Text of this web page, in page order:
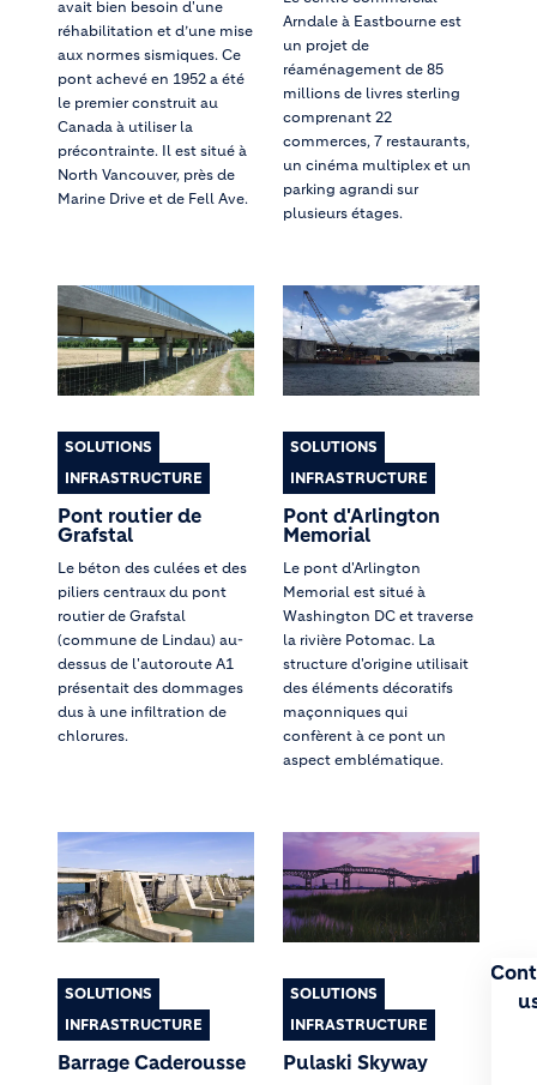
avait bien besoin d'une
réhabilitation et d’une mise
aux normes sismiques. Ce
pont achevé en 1952 a été
le premier construit au
Canada à utiliser la
précontrainte. Il est situé à
North Vancouver, près de
Marine Drive et de Fell Ave.
Arndale à Eastbourne est
un projet de
réaménagement de 85
millions de livres sterling
comprenant 22
commerces, 7 restaurants,
un cinéma multiplex et un
parking agrandi sur
plusieurs étages.
SOLUTIONS
INFRASTRUCTURE
Pont routier de
Grafstal
Le béton des culées et des
piliers centraux du pont
routier de Grafstal
(commune de Lindau) au-
dessus de l'autoroute A1
présentait des dommages
dus à une infiltration de
chlorures.
SOLUTIONS
INFRASTRUCTURE
Pont d'Arlington
Memorial
Le pont d'Arlington
Memorial est situé à
Washington DC et traverse
la rivière Potomac. La
structure d'origine utilisait
des éléments décoratifs
maçonniques qui
confèrent à ce pont un
aspect emblématique.
SOLUTIONS
INFRASTRUCTURE
Barrage Caderousse
SOLUTIONS
INFRASTRUCTURE
Pulaski Skyway